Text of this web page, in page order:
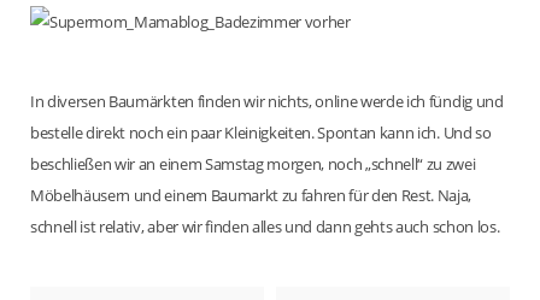
In diversen Baumärkten finden wir nichts, online werde ich fündig und
bestelle direkt noch ein paar Kleinigkeiten. Spontan kann ich. Und so
beschließen wir an einem Samstag morgen, noch „schnell“ zu zwei
Möbelhäusern und einem Baumarkt zu fahren für den Rest. Naja,
schnell ist relativ, aber wir finden alles und dann gehts auch schon los.